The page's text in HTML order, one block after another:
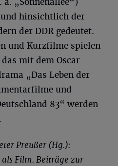
„Sonnenallee“)
hinsichtlich der
der DDR gedeutet.
und Kurzfilme spielen
mit dem Oscar
„Das Leben der
und
83“ werden
Preußer (Hg.):
Film. Beiträge zur